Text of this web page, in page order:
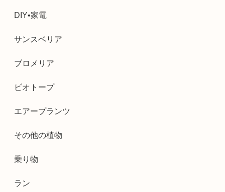
DIY•家電
サンスベリア
ブロメリア
ビオトープ
エアープランツ
その他の植物
乗り物
ラン